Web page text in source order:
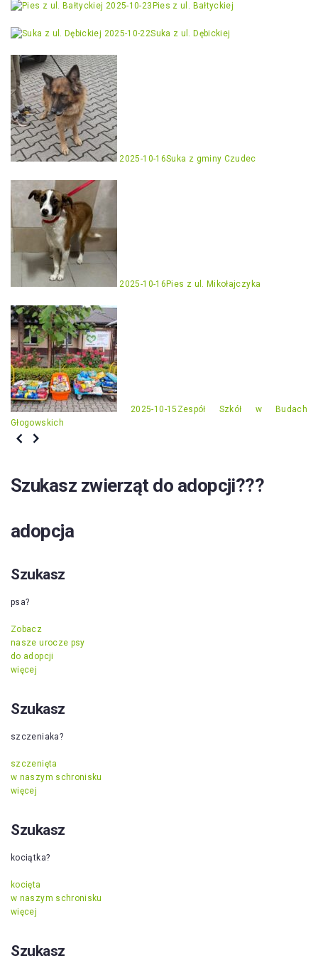
2025-10-23 Pies z ul. Bałtyckiej
2025-10-22Suka z ul. Dębickiej
2025-10-16Suka z gminy Czudec
2025-10-16 Pies z ul. Mikołajczyka
2025-10-15 Zespół Szkół w Budach
Głogowskich
Szukasz zwierząt do adopcji???
adopcja
Szukasz
psa?
Zobacz
nasze urocze psy
do adopcji
więcej
Szukasz
szczeniaka?
szczenięta
w naszym schronisku
więcej
Szukasz
kociątka?
kocięta
w naszym schronisku
więcej
Szukasz